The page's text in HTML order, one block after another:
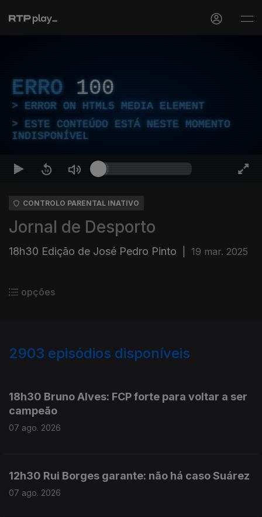
ERRO 100
ERROR ON HTML5 MEDIA ELEMENT
ESTE CONTEÚDO ESTÁ NESTE MOMENTO
INDISPONÍVEL
CONTROLO PARENTAL INATIVO
Jornal de Desporto
18h30 Edição de José Pedro Pinto 19 mar. 2025
opções
2903 episódios disponíveis
18h30 Bruno Alves: FCP forte para voltar a ser
campeão
07 ago. 2026
12h30 Rui Borges garante: não há caso Suárez
07 ago. 2026